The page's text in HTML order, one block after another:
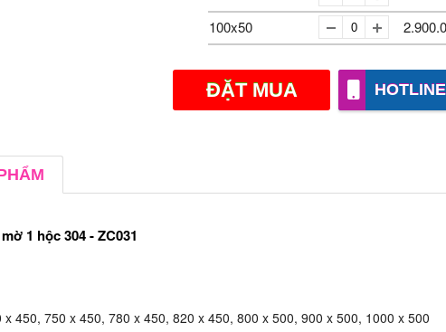
- +
- +
- +
100x50
- +
ĐẶT MUA
1 hộc 304 - ZC031
450, 750 x 450, 780 x 450, 820 x 450, 800 x 500, 900 x 500, 1000 x 500